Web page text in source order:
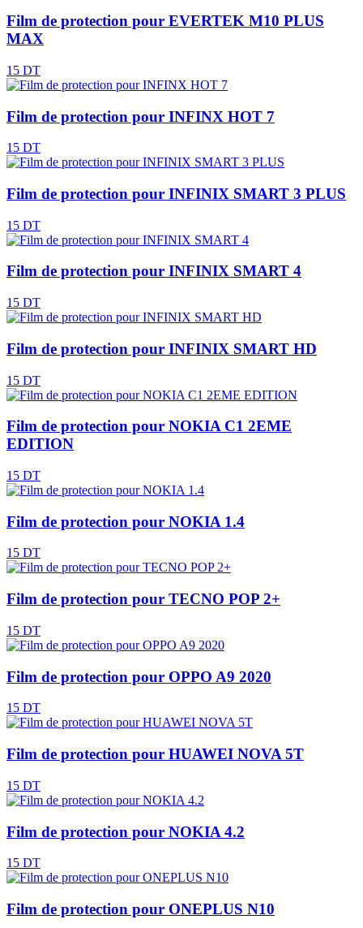
Film de protection pour EVERTEK M10 PLUS
MAX
15 DT
Film de protection pour INFINX HOT 7
15 DT
Film de protection pour INFINIX SMART 3 PLUS
15 DT
Film de protection pour INFINIX SMART 4
15 DT
Film de protection pour INFINIX SMART HD
15 DT
Film de protection pour NOKIA C1 2EME
EDITION
15 DT
Film de protection pour NOKIA 1.4
15 DT
Film de protection pour TECNO POP 2+
15 DT
Film de protection pour OPPO A9 2020
15 DT
Film de protection pour HUAWEI NOVA 5T
15 DT
Film de protection pour NOKIA 4.2
15 DT
Film de protection pour ONEPLUS N10